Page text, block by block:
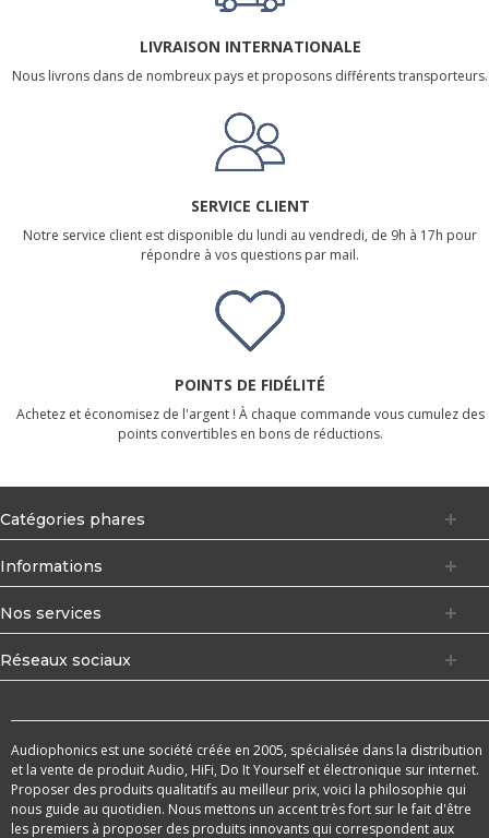
LIVRAISON INTERNATIONALE
Nous livrons dans de nombreux pays et proposons différents transporteurs.
SERVICE CLIENT
Notre service client est disponible du lundi au vendredi, de 9h à 17h pour
répondre à vos questions par mail.
POINTS DE FIDÉLITÉ
Achetez et économisez de l'argent ! À chaque commande vous cumulez des
points convertibles en bons de réductions.
Catégories phares
Informations
Nos services
Réseaux sociaux
Audiophonics est une société créée en 2005, spécialisée dans la distribution
et la vente de produit Audio, HiFi, Do It Yourself et électronique sur internet.
Proposer des produits qualitatifs au meilleur prix, voici la philosophie qui
nous guide au quotidien. Nous mettons un accent très fort sur le fait d'être
les premiers à proposer des produits innovants qui correspondent aux